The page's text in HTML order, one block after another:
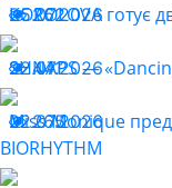
25.07.2026
262
KOROLOVA готує
22.07.2026
441
SHNAPS —
22.07.2026
265
Miss Monique
BIORHYTHM